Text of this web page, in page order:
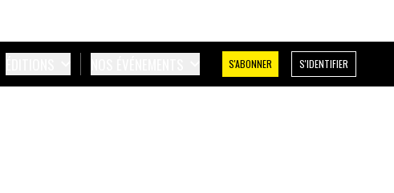
S'ABONNER S'IDENTIFIER